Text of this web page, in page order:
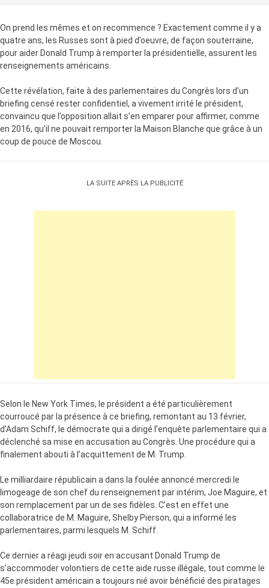
On prend les mêmes et on recommence ? Exactement comme il y a
quatre ans, les Russes sont à pied d’oeuvre, de façon souterraine,
pour aider Donald Trump à remporter la présidentielle, assurent les
renseignements américains.
Cette révélation, faite à des parlementaires du Congrès lors d’un
briefing censé rester confidentiel, a vivement irrité le président,
convaincu que l’opposition allait s’en emparer pour affirmer, comme
en 2016, qu’il ne pouvait remporter la Maison Blanche que grâce à un
coup de pouce de Moscou.
LA SUITE APRÈS LA PUBLICITÉ
Selon le New York Times, le président a été particulièrement
courroucé par la présence à ce briefing, remontant au 13 février,
d’Adam Schiff, le démocrate qui a dirigé l’enquête parlementaire qui a
déclenché sa mise en accusation au Congrès. Une procédure qui a
finalement abouti à l’acquittement de M. Trump.
Le milliardaire républicain a dans la foulée annoncé mercredi le
limogeage de son chef du renseignement par intérim, Joe Maguire, et
son remplacement par un de ses fidèles. C’est en effet une
collaboratrice de M. Maguire, Shelby Pierson, qui a informé les
parlementaires, parmi lesquels M. Schiff.
Ce dernier a réagi jeudi soir en accusant Donald Trump de
s’accommoder volontiers de cette aide russe illégale, tout comme le
45e président américain a toujours nié avoir bénéficié des piratages